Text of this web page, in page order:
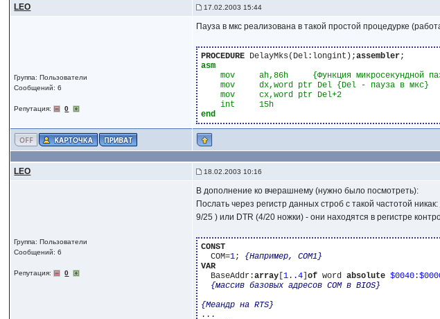
LEO 17.02.2003 15:44
Группа: Пользователи
Сообщений: 6
Репутация: 0
Пауза в мкс реализована в такой простой процедурке
PROCEDURE DelayMks(Del:longint);assembler
asm
mov     ah,86h     {Функция микросекундной
    mov     dx,word ptr Del {Del - пауза в мкс}
    mov     cx,word ptr Del+2
end
LEO 18.02.2003 10:16
Группа: Пользователи
Сообщений: 6
Репутация: 0
В дополнение ко вчерашнему (нужно было посмотреть):
Послать через регистр данных строб с такой частотой
9/25 ) или DTR (4/20 ножки) - они находятся в регистре
CONST
  COM=
1; {Например, COM1}
VAR
  BaseAddr:
array [1 . .4 ]of word absolute $0040 :
{массив базовых адресов COM в BIOS}
{Меандр на RTS}